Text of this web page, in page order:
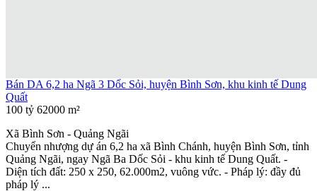
Bán DA 6,2 ha Ngã 3 Dốc Sỏi, huyện Bình Sơn, khu kinh tế Dung
Quất
100 tỷ 62000 m²
Xã Bình Sơn - Quảng Ngãi
Chuyển nhượng dự án 6,2 ha xã Bình Chánh, huyện Bình Sơn, tỉnh
Quảng Ngãi, ngay Ngã Ba Dốc Sỏi - khu kinh tế Dung Quất. -
Diện tích đất: 250 x 250, 62.000m2, vuông vức. - Pháp lý: đầy đủ
pháp lý ...